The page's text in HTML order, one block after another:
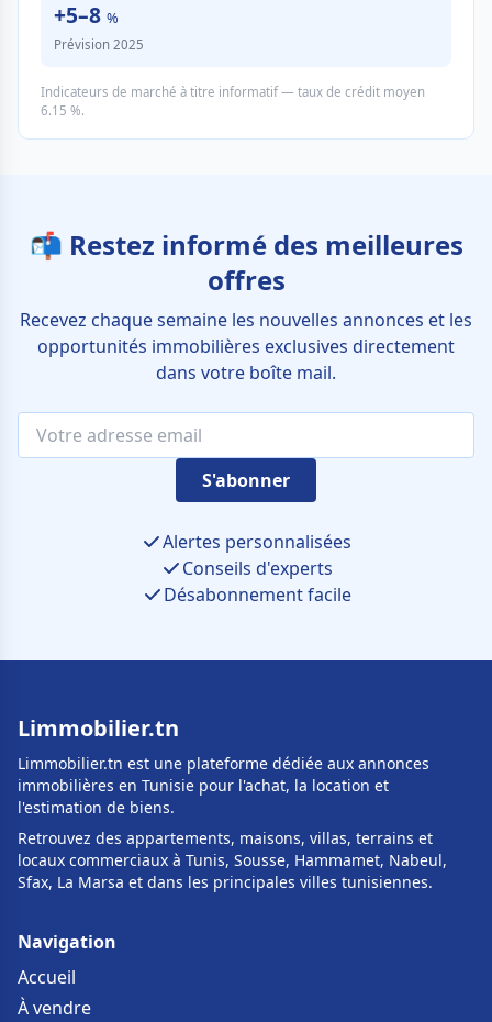
+5–8 %
Prévision 2025
Indicateurs de marché à titre informatif — taux de crédit moyen
6.15 %.
📬 Restez informé des meilleures
offres
Recevez chaque semaine les nouvelles annonces et les
opportunités immobilières exclusives directement
dans votre boîte mail.
S'abonner
Alertes personnalisées
Conseils d'experts
Désabonnement facile
Limmobilier.tn
Limmobilier.tn est une plateforme dédiée aux annonces
immobilières en Tunisie pour l'achat, la location et
l'estimation de biens.
Retrouvez des appartements, maisons, villas, terrains et
locaux commerciaux à Tunis, Sousse, Hammamet, Nabeul,
Sfax, La Marsa et dans les principales villes tunisiennes.
Navigation
Accueil
À vendre